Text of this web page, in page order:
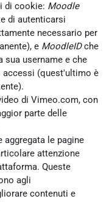
di cookie: Moodle
di autenticarsi
necessario per
e MoodleIDche
sua username e che
accessi (quest'ultimo è
di Vimeo.com, con
parte delle
le pagine
attenzione
Queste
agli
contenuti e